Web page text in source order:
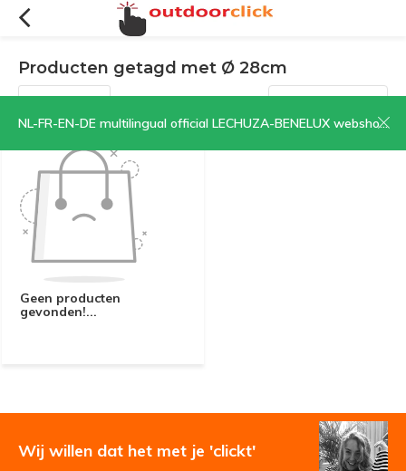
NL-FR-EN-DE multilingual official LECHUZA-BENELUX webshop | CLICK HERE NOW!
Producten getagd met Ø 28cm
Filters Sorteren op:
Geen producten
gevonden!...
Wij willen dat het met je 'clickt'